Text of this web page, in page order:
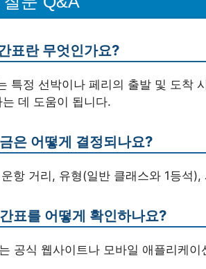
표란 무엇인가요?
특정 선박이나 페리의 출발 및 도착
데 도움이 됩니다.
은 어떻게 결정되나요?
항 거리, 유형(일반 클래스와 1등석
표를 어떻게 확인하나요?
공식 웹사이트나 모바일 애플리케